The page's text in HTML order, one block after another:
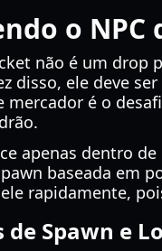
o NPC
não é um drop
disso, ele deve
mercador é o
apenas dentro
baseada em
rapidamente,
de Spawn e